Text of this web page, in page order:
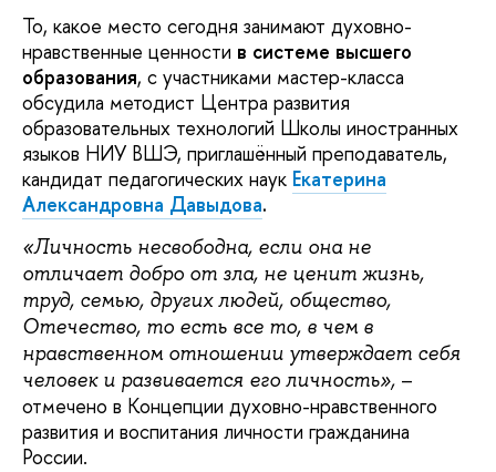
То, какое место сегодня занимают духовно-
нравственные ценности в системе высшего
образования, с участниками мастер-класса
обсудила методист Центра развития
образовательных технологий Школы иностранных
языков НИУ ВШЭ, приглашённый преподаватель,
кандидат педагогических наук Екатерина
Александровна Давыдова.
«Личность несвободна, если она не
отличает добро от зла, не ценит жизнь,
труд, семью, других людей, общество,
Отечество, то есть все то, в чем в
нравственном отношении утверждает себя
человек и развивается его личность», –
отмечено в Концепции духовно-нравственного
развития и воспитания личности гражданина
России.